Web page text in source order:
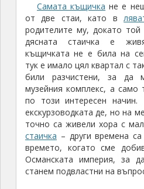
Самата къщичка не е
от две стаи, като в
родителите му, докато
дясната стаичка е
къщичката не е била на
тук е имало цял квартал с
били разчистени, за да
музейния комплекс, а само
по този интересен
екскурзоводката де, но на
точно са живели хора с
стаичка – други времена
времето, когато сме
Османската империя, за
станем подвластни на